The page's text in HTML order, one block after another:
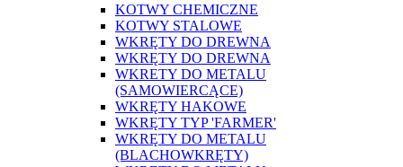
KOTWY CHEMICZNE
KOTWY STALOWE
WKRĘTY DO DREWNA
WKRĘTY DO DREWNA
WKRETY DO METALU
(SAMOWIERCĄCE)
WKRĘTY HAKOWE
WKRĘTY TYP 'FARMER'
WKRĘTY DO METALU
(BLACHOWKRĘTY)